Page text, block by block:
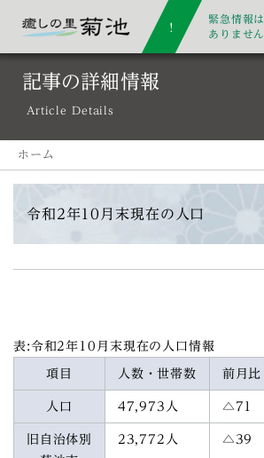
緊急情報は
ありません
記事の詳細情報
Article Details
ホーム
令和2年10月末現在の人口
表:令和2年10月末現在の人口情報
項目 人数・世帯数 前月比
人口 47,973人 △71
旧自治体別
23,772人 △39